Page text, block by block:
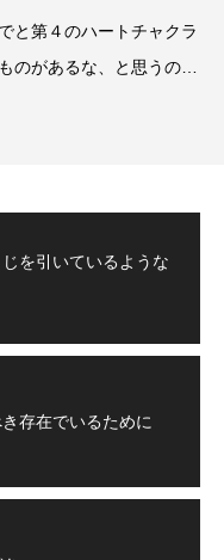
と第４のハートチャクラ
のがあるな、と思うので
を引いているような
存在でいるために